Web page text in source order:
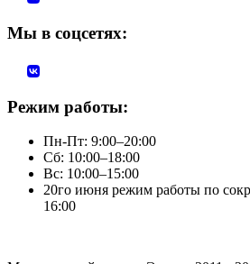
Мы в соцсетях:
Режим работы:
Пн-Пт: 9:00–20:00
Сб: 10:00–18:00
Вс: 10:00–15:00
20го июня режим работы по
16:00